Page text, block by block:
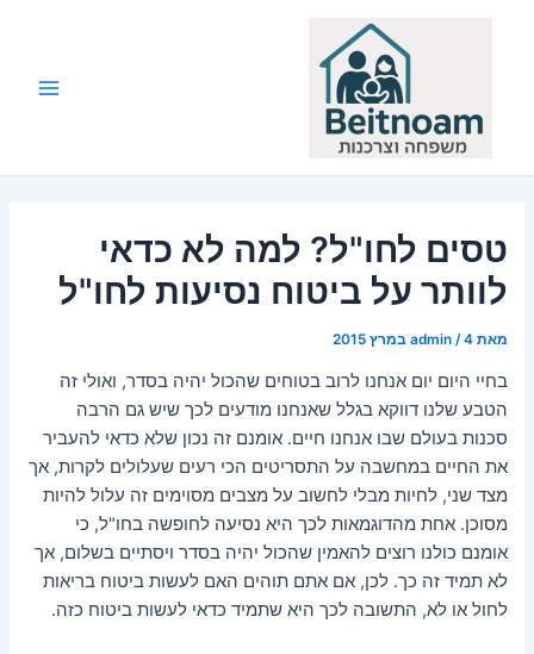
טסים לחו"ל? למה לא כדאי
לוותר על ביטוח נסיעות לחו"ל
מאת admin /4 במרץ 2015
בחיי היום יום אנחנו לרוב בטוחים שהכול יהיה בסדר, ואולי זה
הטבע שלנו דווקא בגלל שאנחנו מודעים לכך שיש גם הרבה
סכנות בעולם שבו אנחנו חיים. אומנם זה נכון שלא כדאי להעביר
את החיים במחשבה על התסריטים הכי רעים שעלולים לקרות, אך
מצד שני, לחיות מבלי לחשוב על מצבים מסוימים זה עלול להיות
מסוכן. אחת מהדוגמאות לכך היא נסיעה לחופשה בחו"ל, כי
אומנם כולנו רוצים להאמין שהכול יהיה בסדר ויסתיים בשלום, אך
לא תמיד זה כך. לכן, אם אתם תוהים האם לעשות ביטוח בריאות
לחול או לא, התשובה לכך היא שתמיד כדאי לעשות ביטוח כזה.